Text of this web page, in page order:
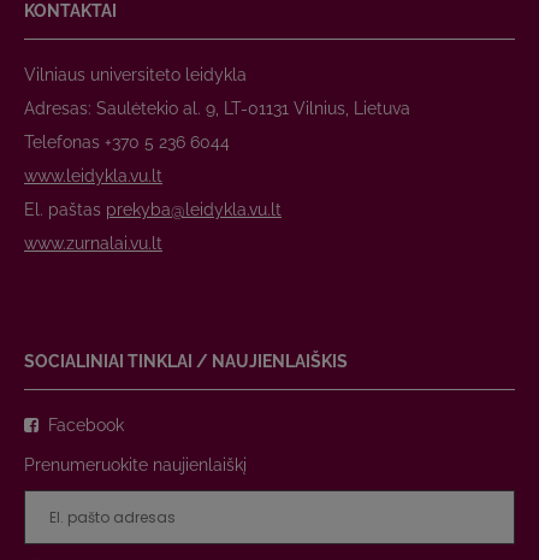
KONTAKTAI
Vilniaus universiteto leidykla
Adresas: Saulėtekio al. 9, LT-01131 Vilnius, Lietuva
Telefonas +370 5 236 6044
www.leidykla.vu.lt
El. paštas prekyba@leidykla.vu.lt
www.zurnalai.vu.lt
SOCIALINIAI TINKLAI / NAUJIENLAIŠKIS
Facebook
Prenumeruokite naujienlaiškį